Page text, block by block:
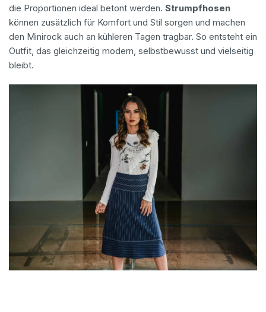
die Proportionen ideal betont werden. Strumpfhosen
können zusätzlich für Komfort und Stil sorgen und machen
den Minirock auch an kühleren Tagen tragbar. So entsteht ein
Outfit, das gleichzeitig modern, selbstbewusst und vielseitig
bleibt.